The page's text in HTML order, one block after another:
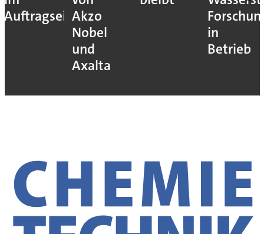
Auftragseingang
Akzo
Nobel
und
Axalta
in
Betrieb